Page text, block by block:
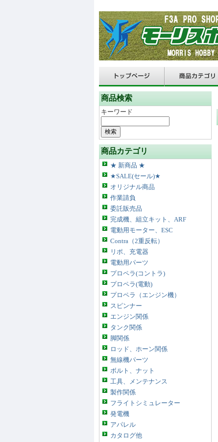
商品検索
キーワード
商品カテゴリ
★ 新商品 ★
★SALE(セール)★
オリジナル商品
作業請負
委託販売品
完成機、組立キット、ARF
電動用モーター、ESC
Contra（2重反転）
リポ、充電器
電動用パーツ
プロペラ(コントラ)
プロペラ(電動)
プロペラ（エンジン機）
スピンナー
エンジン関係
タンク関係
脚関係
ロッド、ホーン関係
無線機パーツ
ボルト、ナット
工具、メンテナンス
製作関係
フライトシミュレーター
発電機
アパレル
カタログ他